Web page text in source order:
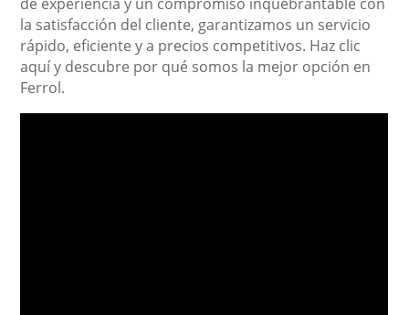
la satisfacción del cliente, garantizamos un servicio
rápido, eficiente y a precios competitivos. Haz clic
aquí y descubre por qué somos la mejor opción en
Ferrol.